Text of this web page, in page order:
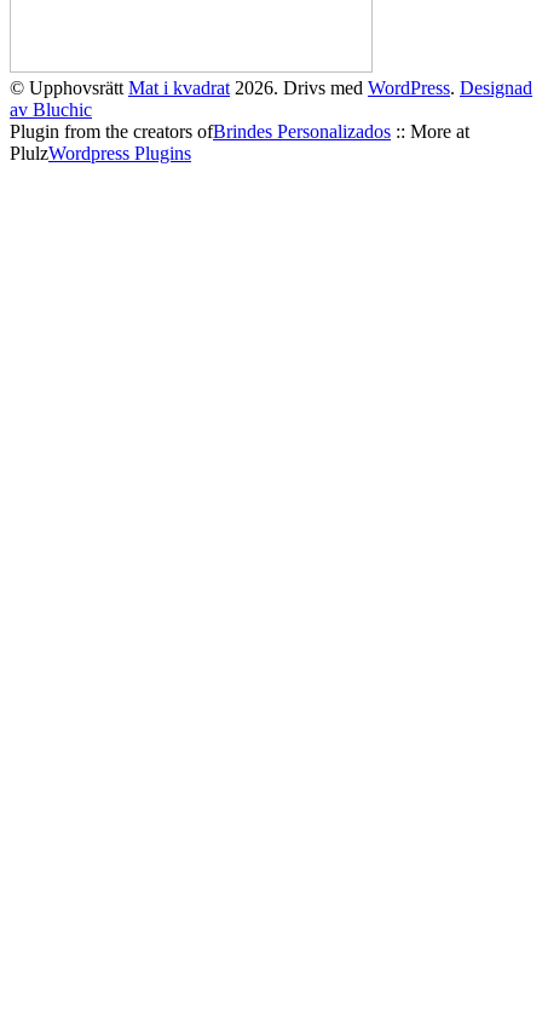
© Upphovsrätt Mat i kvadrat 2026. Drivs med WordPress. Designad
av Bluchic
Plugin from the creators ofBrindes Personalizados :: More at
PlulzWordpress Plugins